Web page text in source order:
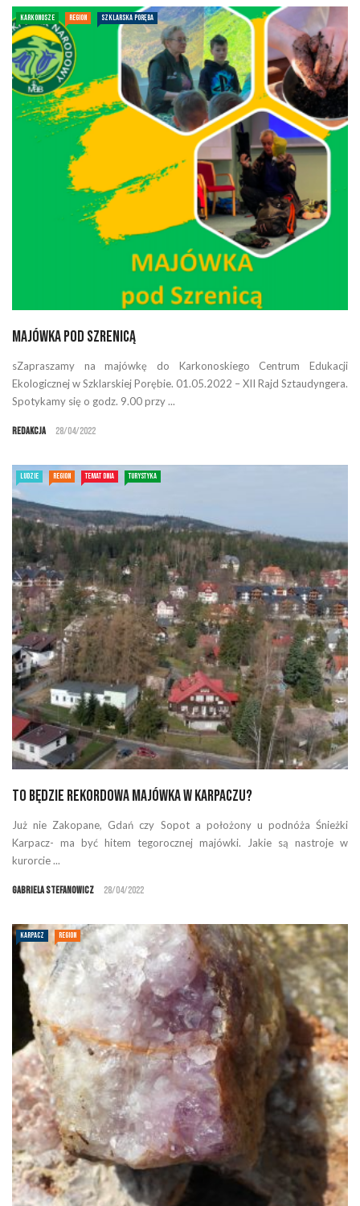
KARKONOSZE REGION SZKLARSKA PORĘBA
Majówka pod Szrenicą
sZapraszamy na majówkę do Karkonoskiego Centrum Edukacji
Ekologicznej w Szklarskiej Porębie. 01.05.2022 – XII Rajd Sztaudyngera.
Spotykamy się o godz. 9.00 przy ...
Redakcja 28/04/2022
LUDZIE REGION TEMAT DNIA TURYSTYKA
To będzie rekordowa majówka w Karpaczu?
Już nie Zakopane, Gdań czy Sopot a położony u podnóża Śnieżki
Karpacz- ma być hitem tegorocznej majówki. Jakie są nastroje w
kurorcie ...
Gabriela Stefanowicz 28/04/2022
KARPACZ REGION